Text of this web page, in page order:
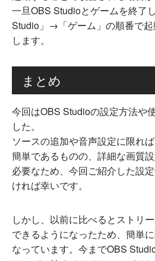
一旦OBS Studioとゲームを終了
Studio」→「ゲーム」の順番で
します。
まとめ
今回はOBS Studioの設定方法や
した。
ソースの追加や音声設定に限れ
簡単であるものの、詳細な画質
必要なため、今回ご紹介した設
ければ幸いです。
しかし、以前に比べるとストリ
できるようになったため、簡単
なっています。今までOBS